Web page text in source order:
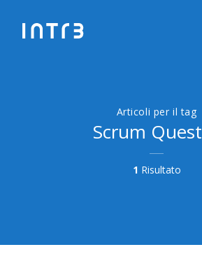
Articoli per il tag
Scrum Quest
1 Risultato